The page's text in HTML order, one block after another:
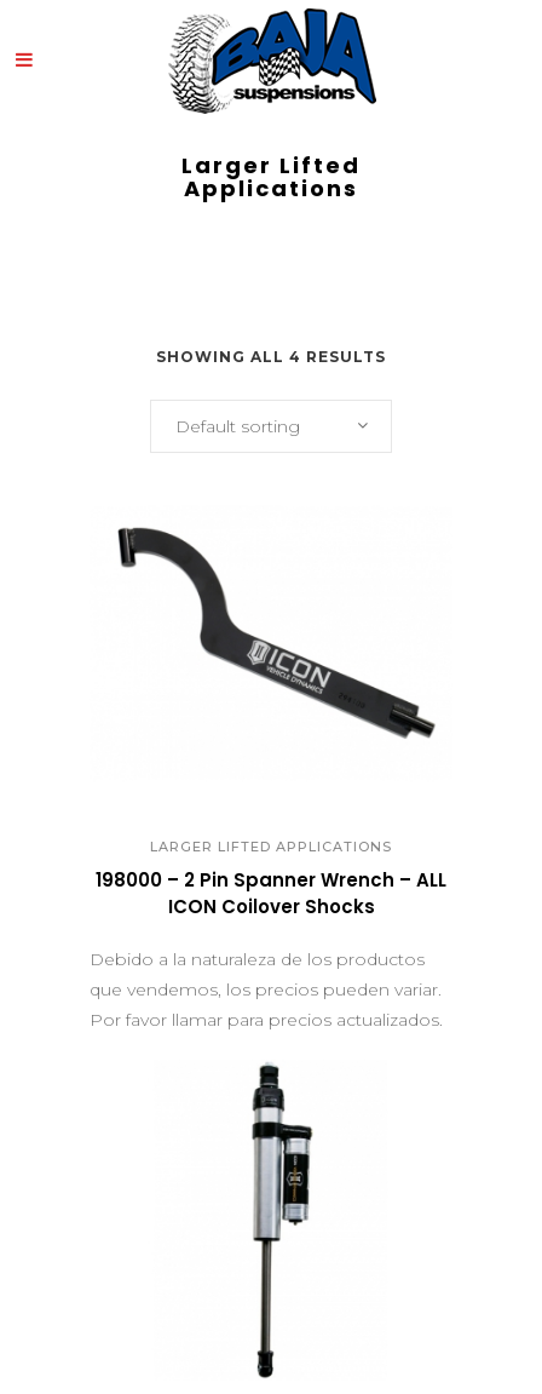
Larger Lifted
Applications
SHOWING ALL 4 RESULTS
Default sorting
LARGER LIFTED APPLICATIONS
198000 – 2 Pin Spanner Wrench – ALL
ICON Coilover Shocks
Debido a la naturaleza de los productos
que vendemos, los precios pueden variar.
Por favor llamar para precios actualizados.